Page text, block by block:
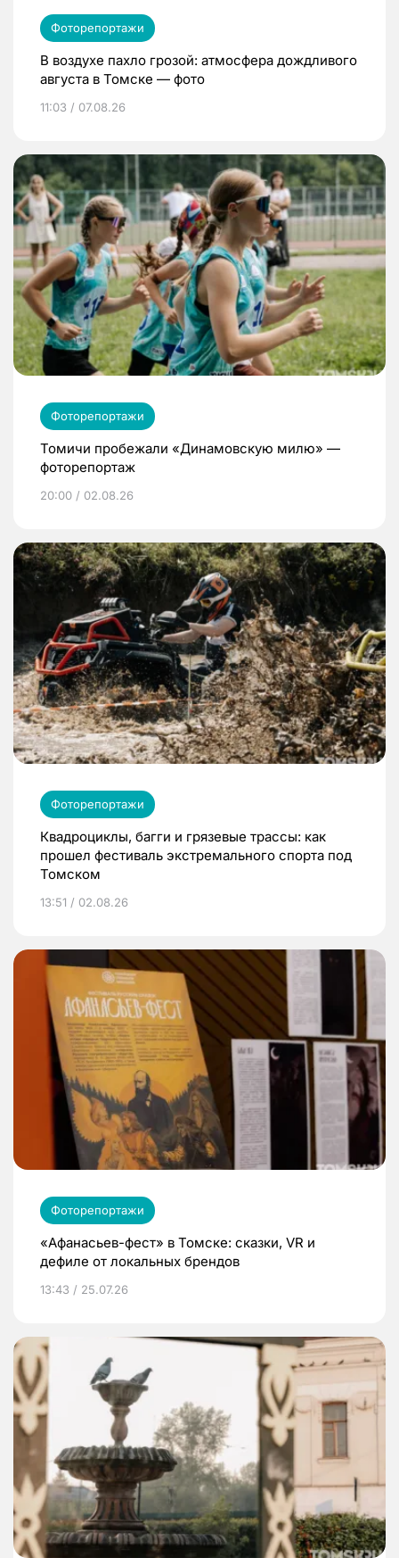
Фоторепортажи
В воздухе пахло грозой: атмосфера дождливого
августа в Томске — фото
11:03 / 07.08.26
Фоторепортажи
Томичи пробежали «Динамовскую милю» —
фоторепортаж
20:00 / 02.08.26
Фоторепортажи
Квадроциклы, багги и грязевые трассы: как
прошел фестиваль экстремального спорта под
Томском
13:51 / 02.08.26
Фоторепортажи
«Афанасьев-фест» в Томске: сказки, VR и
дефиле от локальных брендов
13:43 / 25.07.26